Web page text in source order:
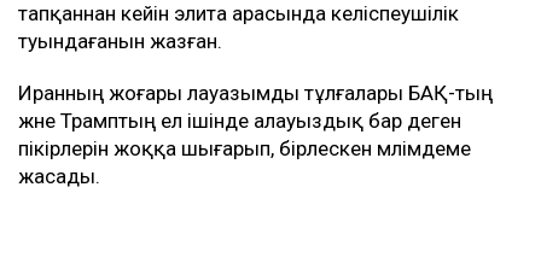
тапқаннан кейін элита арасында келіспеушілік
туындағанын жазған.
Иранның жоғары лауазымды тұлғалары БАҚ-тың
және Трамптың ел ішінде алауыздық бар деген
пікірлерін жоққа шығарып, бірлескен мәлімдеме
жасады.